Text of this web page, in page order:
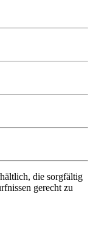
die sorgfältig
gerecht zu